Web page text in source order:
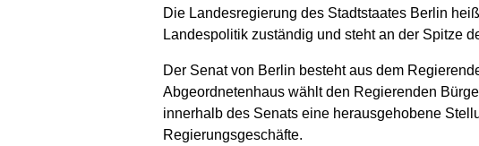
Die Landesregierung des Stadtstaates Berlin
Landespolitik zuständig und steht an der Spitze
Der Senat von Berlin besteht aus dem
Abgeordnetenhaus wählt den Regierenden
innerhalb des Senats eine herausgehobene
Regierungsgeschäfte.